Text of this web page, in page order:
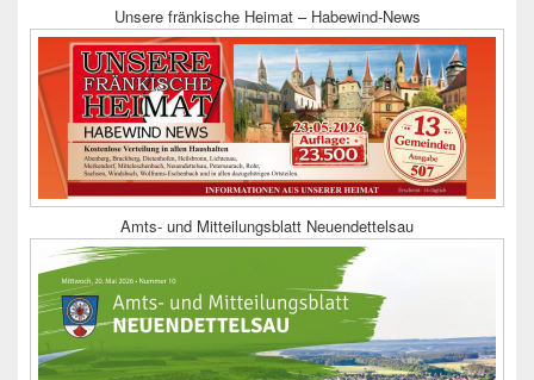
Unsere fränkische Heimat – Habewind-News
Amts- und Mitteilungsblatt Neuendettelsau